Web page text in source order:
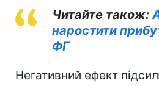
Читайте також:
наростити
ФГ
Негативний ефект